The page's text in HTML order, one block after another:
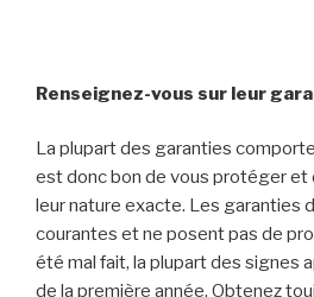
Renseignez-vous sur leur
La plupart des garanties
est donc bon de vous protéger et
leur nature exacte. Les garanties
courantes et ne posent pas de
été mal fait, la plupart des signes
de la première année. Obtenez